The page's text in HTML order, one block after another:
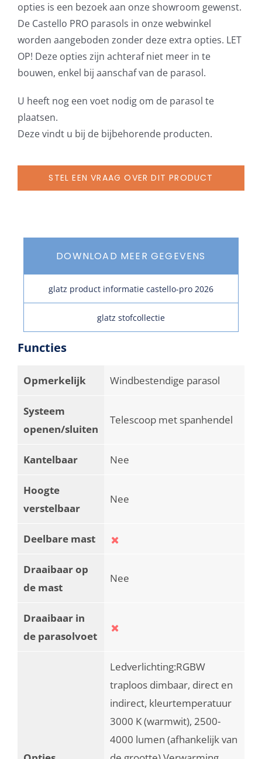
opties is een bezoek aan onze showroom gewenst.
De Castello PRO parasols in onze webwinkel
worden aangeboden zonder deze extra opties. LET
OP! Deze opties zijn achteraf niet meer in te
bouwen, enkel bij aanschaf van de parasol.
U heeft nog een voet nodig om de parasol te
plaatsen.
Deze vindt u bij de bijbehorende producten.
STEL EEN VRAAG OVER DIT PRODUCT
DOWNLOAD MEER GEGEVENS
glatz product informatie castello-pro 2026
glatz stofcollectie
Functies
Opmerkelijk Windbestendige parasol
Systeem
openen/sluiten
Telescoop met spanhendel
Kantelbaar Nee
Hoogte
verstelbaar
Nee
Deelbare mast
Draaibaar op
de mast
Nee
Draaibaar in
de parasolvoet
Ledverlichting:RGBW
traploos dimbaar, direct en
indirect, kleurtemperatuur
3000 K (warmwit), 2500-
4000 lumen (afhankelijk van